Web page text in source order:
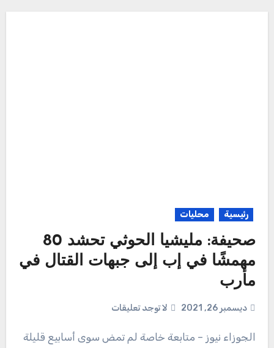
رئيسية محليات
صحيفة: مليشيا الحوثي تحشد 80
مهمشًا في إب إلى جبهات القتال في
مأرب
ديسمبر 26, 2021 لا توجد تعليقات
الجوزاء نيوز – متابعة خاصة لم تمض سوى أسابيع قليلة